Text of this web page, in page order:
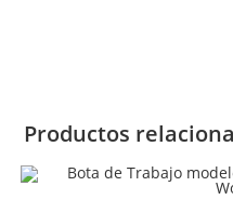
Productos